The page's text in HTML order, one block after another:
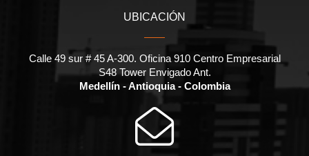
UBICACIÓN
Calle 49 sur # 45 A-300. Oficina 910 Centro Empresarial
S48 Tower Envigado Ant.
Medellín - Antioquia - Colombia